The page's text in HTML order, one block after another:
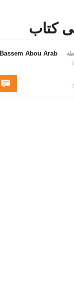
كتاب
Bassem Abou Arab